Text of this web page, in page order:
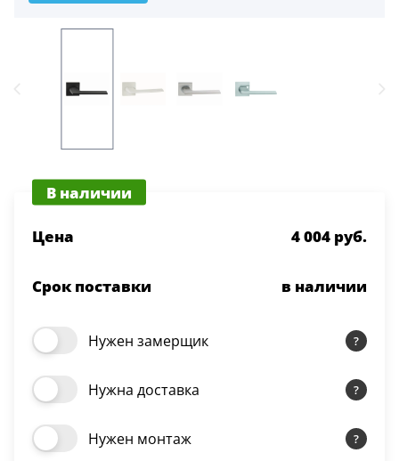
В наличии
Цена 4 004 руб.
Срок поставки в наличии
Нужен замерщик
Нужна доставка
Нужен монтаж